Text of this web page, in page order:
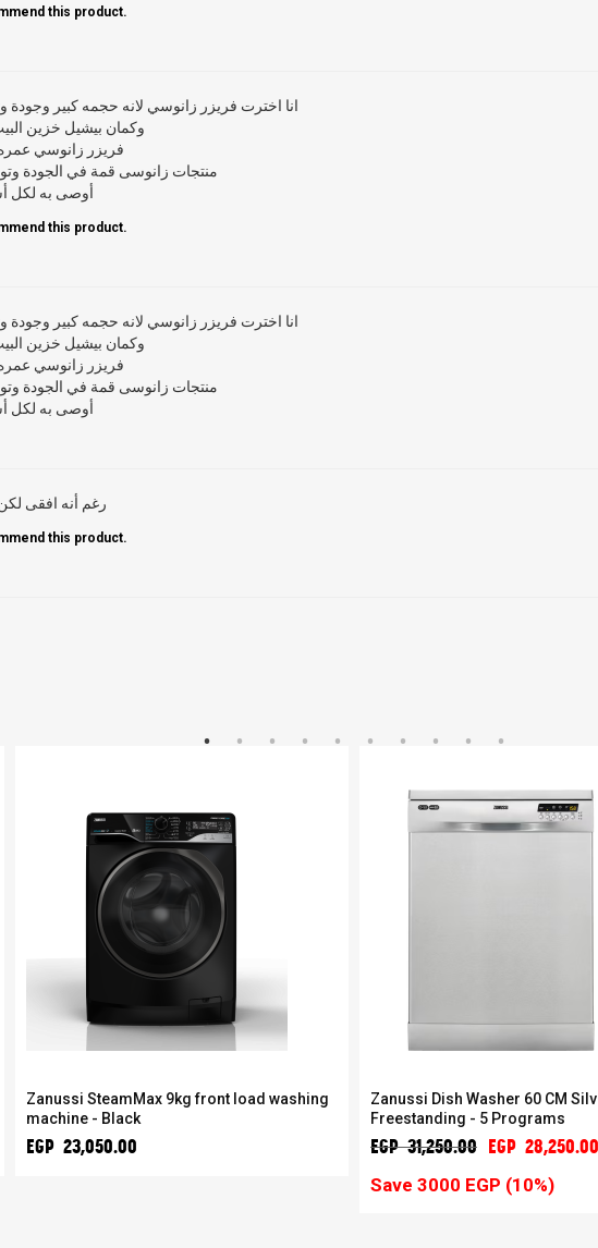
this product.
انا اخترت فريزر زانوسي لانه حجمه كبير وجودة
وكمان بيشيل خزين
فريزر زانوسي
منتجات زانوسى قمة في الجودة
أوصى به لكل
this product.
انا اخترت فريزر زانوسي لانه حجمه كبير وجودة
وكمان بيشيل خزين
فريزر زانوسي
منتجات زانوسى قمة في الجودة
أوصى به لكل
رغم أنه افقى
this product.
Zanussi SteamMax 9kg front load washing
machine - Black
EGP 23,050.00
Zanussi Dish Washer 60 CM
Freestanding - 5 Programs
EGP 28,250.00
EGP 31,250.00
Save 3000 EGP (10%)